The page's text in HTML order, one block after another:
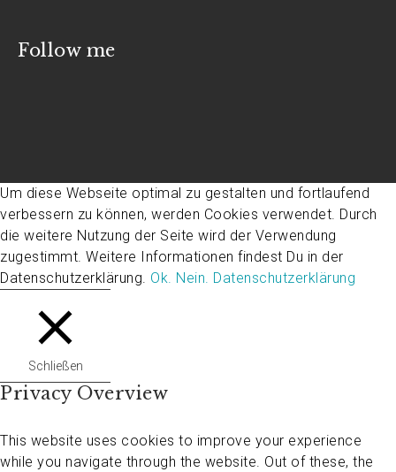
Follow me
Um diese Webseite optimal zu gestalten und fortlaufend
verbessern zu können, werden Cookies verwendet. Durch
die weitere Nutzung der Seite wird der Verwendung
zugestimmt. Weitere Informationen findest Du in der
Datenschutzerklärung. Ok. Nein. Datenschutzerklärung
Schließen
Privacy Overview
This website uses cookies to improve your experience
while you navigate through the website. Out of these, the